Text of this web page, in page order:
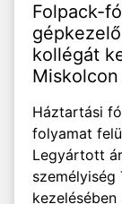
Folpack-
kollégát
Miskolcon
Háztartási
folyamat
Legyártott